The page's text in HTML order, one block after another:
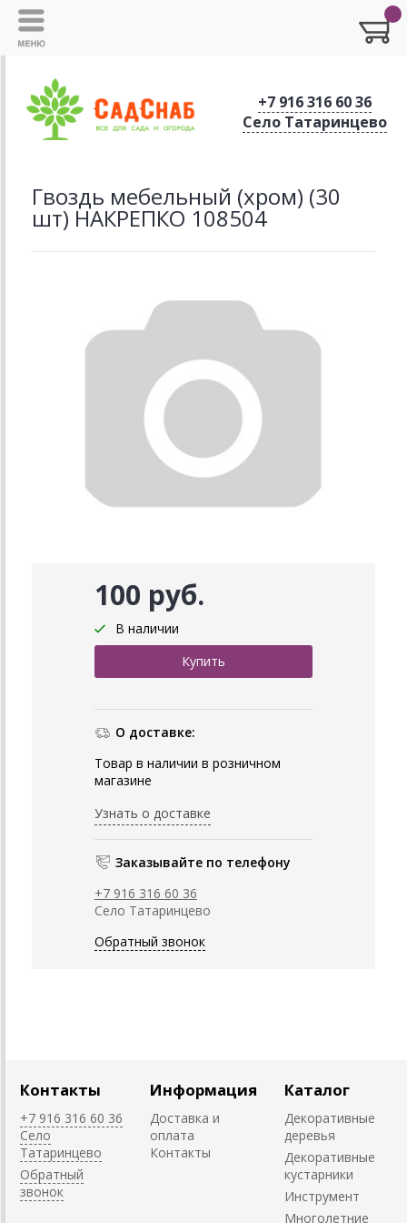
+7 916 316 60 36
Село Татаринцево
Гвоздь мебельный (хром) (30
шт) НАКРЕПКО 108504
100 руб.
В наличии
О доставке:
Товар в наличии в розничном
магазине
Узнать о доставке
Заказывайте по телефону
+7 916 316 60 36
Село Татаринцево
Обратный звонок
Контакты
+7 916 316 60 36
Село
Татаринцево
Обратный
звонок
Информация
Доставка и
оплата
Контакты
Каталог
Декоративные
деревья
Декоративные
кустарники
Инструмент
Многолетние